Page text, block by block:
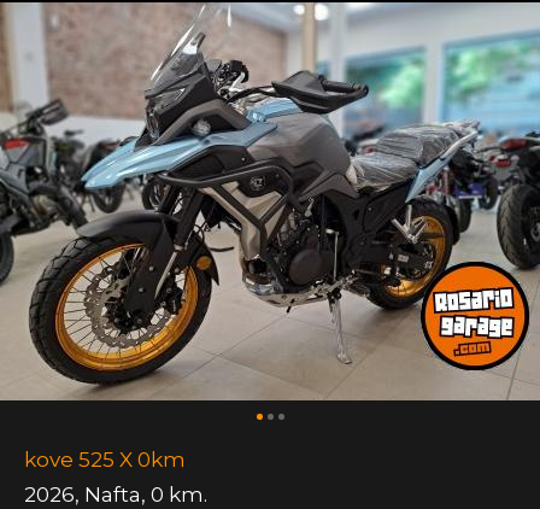
kove 525 X 0km
2026, Nafta, 0 km.